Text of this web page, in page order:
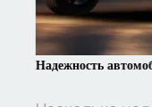
Надежность